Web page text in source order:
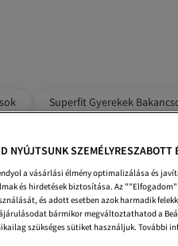
Superfit Gyerekek
És Papucsok Superfit
Kültéri Superfit Zöld
NYÚJTSUNK SZEMÉLYRESZABOTT
a vásárlási élmény optimalizálása és
és hirdetések biztosítása. Az
és adott esetben azok harmadik
bármikor megváltoztathatod a
szükséges sütiket használjuk. További